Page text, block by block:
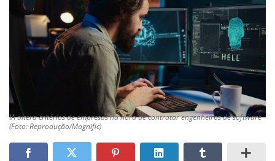
IA altera critérios de empresas na hora de contratar engenheiros de software
(Foto: Reprodução/Magnific)